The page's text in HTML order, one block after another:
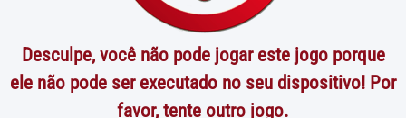
Desculpe, você não pode jogar este jogo porque
ele não pode ser executado no seu dispositivo! Por
favor, tente outro jogo.